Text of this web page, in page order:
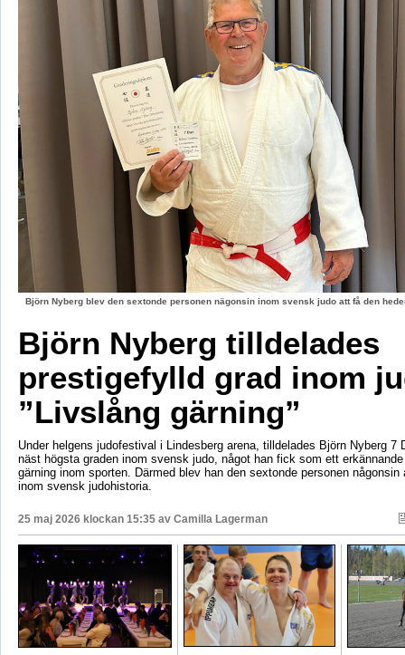
Björn Nyberg blev den sextonde personen nägonsin inom svensk judo att få den
Björn Nyberg tilldelades
prestigefylld grad inom
”Livslång gärning”
Under helgens judofestival i Lindesberg arena, tilldelades Björn Nyberg 7
näst högsta graden inom svensk judo, något han fick som ett
gärning inom sporten. Därmed blev han den sextonde personen
inom svensk judohistoria.
25 maj 2026 klockan 15:35 av Camilla Lagerman